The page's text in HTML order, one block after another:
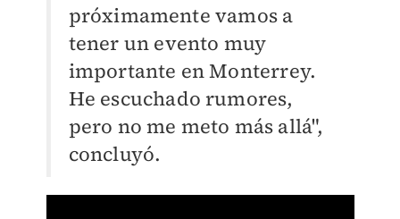
próximamente vamos a
tener un evento muy
importante en Monterrey.
He escuchado rumores,
pero no me meto más allá",
concluyó.